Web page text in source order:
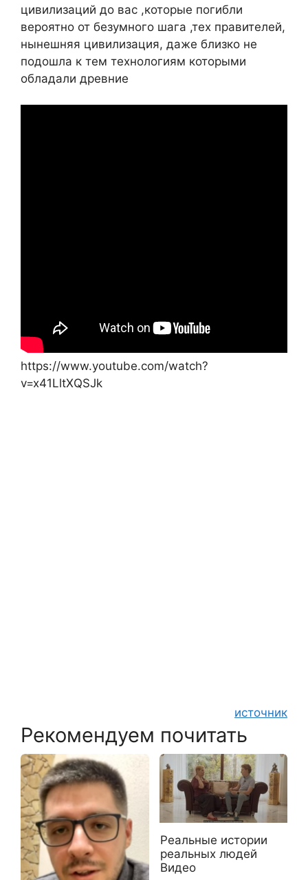
цивилизаций до вас ,которые погибли
вероятно от безумного шага ,тех правителей,
нынешняя цивилизация, даже близко не
подошла к тем технологиям которыми
обладали древние
https://www.youtube.com/watch?
v=x41LltXQSJk
источник
Рекомендуем почитать
Реальные истории
реальных людей
Видео